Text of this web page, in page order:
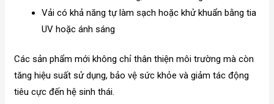
Vải có khả năng tự làm sạch hoặc khử khuẩn bằng tia
UV hoặc ánh sáng
Các sản phẩm mới không chỉ thân thiện môi trường mà còn
tăng hiệu suất sử dụng, bảo vệ sức khỏe và giảm tác động
tiêu cực đến hệ sinh thái.